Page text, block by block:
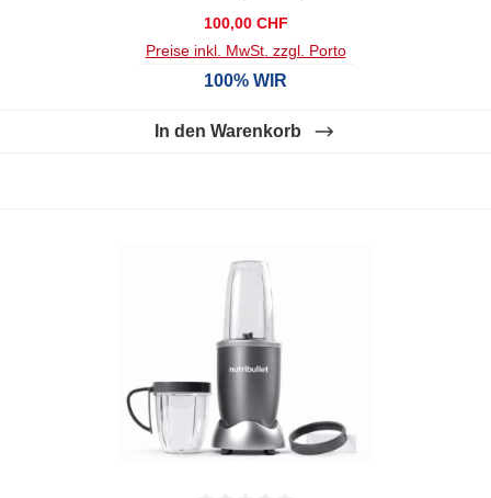
Regulärer Preis:
100,00 CHF
Preise inkl. MwSt. zzgl. Porto
100% WIR
In den Warenkorb